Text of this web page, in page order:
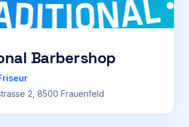
Login
Barbershop
2, 8500 Frauenfeld